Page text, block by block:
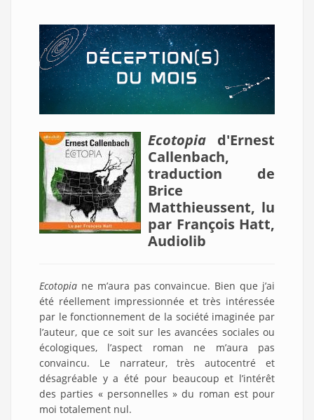
Ecotopia
d'Ernest
Callenbach,
traduction de
Brice
Matthieussent, lu
par François Hatt,
Audiolib
Ecotopia ne m’aura pas convaincue. Bien que j’ai
été réellement impressionnée et très intéressée
par le fonctionnement de la société imaginée par
l’auteur, que ce soit sur les avancées sociales ou
écologiques, l’aspect roman ne m’aura pas
convaincu. Le narrateur, très autocentré et
désagréable y a été pour beaucoup et l’intérêt
des parties « personnelles » du roman est pour
moi totalement nul.